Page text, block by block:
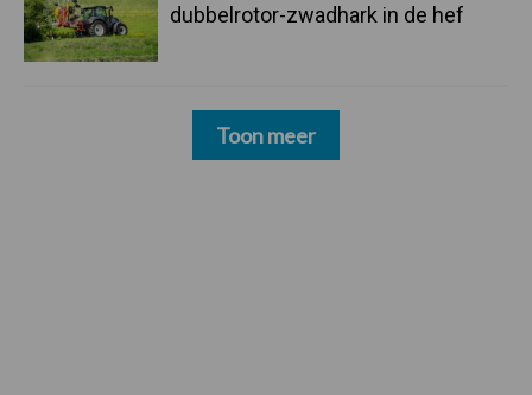
dubbelrotor-zwadhark in de hef
Toon meer